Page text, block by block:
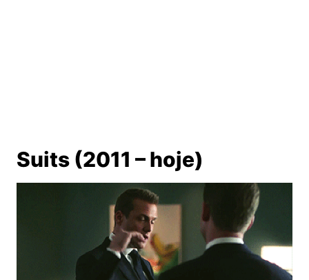
Suits (2011 – hoje)